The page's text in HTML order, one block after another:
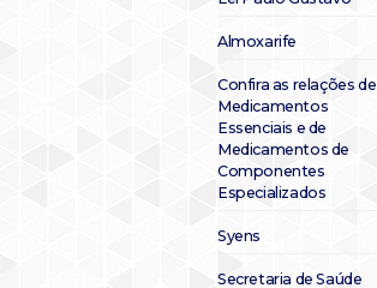
Almoxarife
Confira as relações de
Medicamentos
Essenciais e de
Medicamentos de
Componentes
Especializados
Syens
Secretaria de Saúde